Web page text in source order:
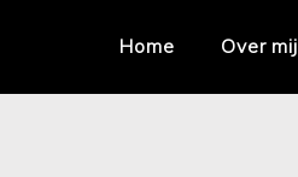
Home Over mij